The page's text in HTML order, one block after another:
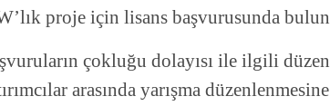
proje için lisans başvurusunda
çokluğu dolayısı ile ilgili
arasında yarışma